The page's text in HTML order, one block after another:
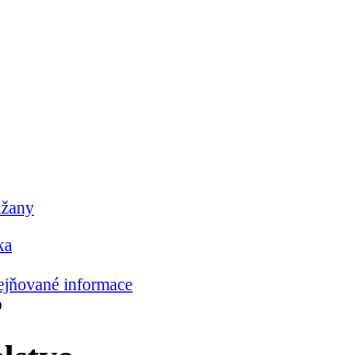
informace